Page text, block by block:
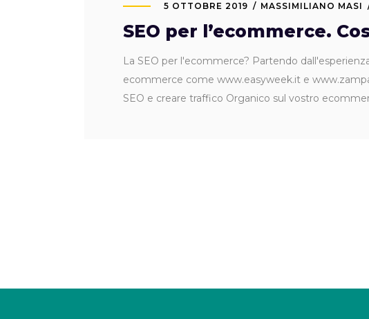
5 OTTOBRE 2019 MASSIMILIANO MASI
SEO per l’ecommerce.
La SEO per l'ecommerce? Partendo
ecommerce come www.easyweek.it e
SEO e creare traffico Organico sul vostro